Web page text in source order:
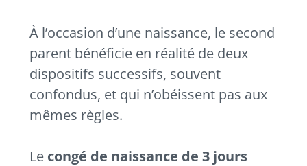
À l’occasion d’une naissance, le second
parent bénéficie en réalité de deux
dispositifs successifs, souvent
confondus, et qui n’obéissent pas aux
mêmes règles.
Le congé de naissance de 3 jours